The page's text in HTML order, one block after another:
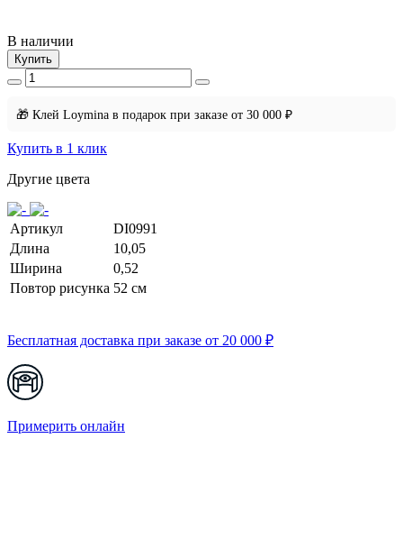
В наличии
Купить
🎁 Клей Loymina в подарок при заказе от 30 000 ₽
Купить в 1 клик
Другие цвета
Артикул
DI0991
Длина
10,05
Ширина
0,52
Повтор рисунка 52 cм
Бесплатная доставка при заказе от 20 000 ₽
Примерить онлайн